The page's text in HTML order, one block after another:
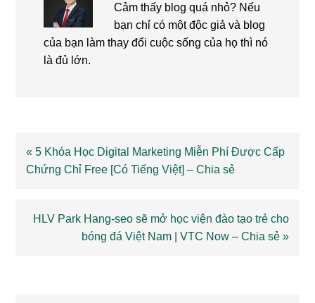
Cảm thấy blog quá nhỏ? Nếu
bạn chỉ có một độc giả và blog
của bạn làm thay đổi cuộc sống của họ thì nó
là đủ lớn.
Previous
Post:
« 5 Khóa Học Digital Marketing Miễn Phí Được Cấp
Chứng Chỉ Free [Có Tiếng Việt] – Chia sẻ
Next
HLV Park Hang-seo sẽ mở học viện đào tạo trẻ cho
bóng đá Việt Nam | VTC Now – Chia sẻ »